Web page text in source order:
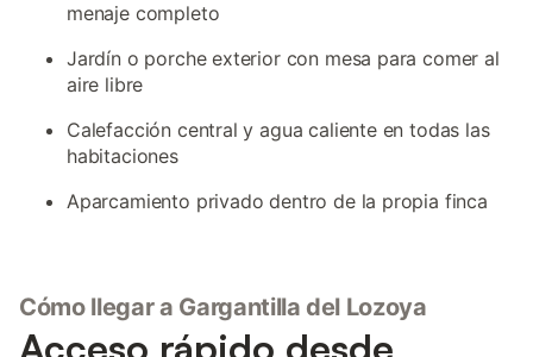
menaje completo
Jardín o porche exterior con mesa para comer al
aire libre
Calefacción central y agua caliente en todas las
habitaciones
Aparcamiento privado dentro de la propia finca
Cómo llegar a Gargantilla del Lozoya
Acceso rápido desde